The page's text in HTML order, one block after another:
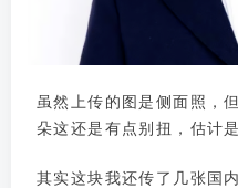
虽然上传的图是侧面照，
朵这还是有点别扭，估计
其实这块我还传了几张国